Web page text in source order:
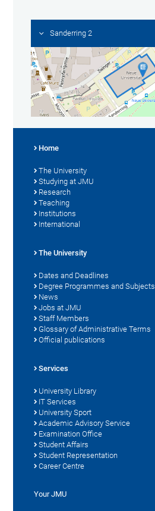
Sanderring 2
Home
The University
Studying at JMU
Research
Teaching
Institutions
International
The University
Dates and Deadlines
Degree Programmes and Subjects
News
Jobs at JMU
Staff Members
Glossary of Administrative Terms
Official publications
Services
University Library
IT Services
University Sport
Academic Advisory Service
Examination Office
Student Affairs
Student Representation
Career Centre
Your JMU